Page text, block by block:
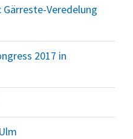
Veredelung
2017 in